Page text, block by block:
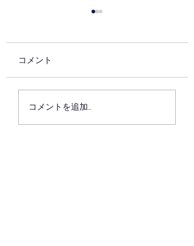
7月の稽古
コメント
コメントを追加…